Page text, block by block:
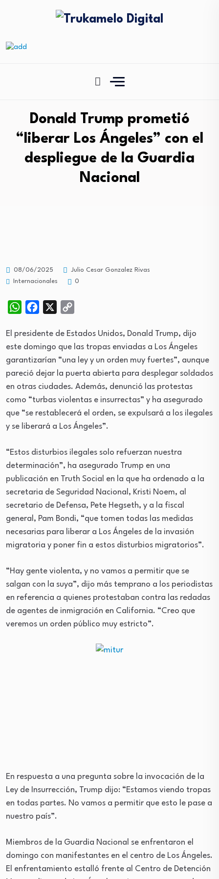
Donald Trump prometió
“liberar Los Ángeles” con el
despliegue de la Guardia
Nacional
08/06/2025
Julio Cesar Gonzalez Rivas
Internacionales
0
WhatsAppFacebook
El presidente de Estados Unidos, Donald Trump, dijo
este domingo que las tropas enviadas a Los Ángeles
garantizarían “una ley y un orden muy fuertes”, aunque
pareció dejar la puerta abierta para desplegar soldados
en otras ciudades. Además, denunció las protestas
como “turbas violentas e insurrectas” y ha asegurado
que “se restablecerá el orden, se expulsará a los ilegales
y se liberará a Los Ángeles”.
“Estos disturbios ilegales solo refuerzan nuestra
determinación”, ha asegurado Trump en una
publicación en Truth Social en la que ha ordenado a la
secretaria de Seguridad Nacional, Kristi Noem, al
secretario de Defensa, Pete Hegseth, y a la fiscal
general, Pam Bondi, “que tomen todas las medidas
necesarias para liberar a Los Ángeles de la invasión
migratoria y poner fin a estos disturbios migratorios”.
“Hay gente violenta, y no vamos a permitir que se
salgan con la suya”, dijo más temprano a los periodistas
en referencia a quienes protestaban contra las redadas
de agentes de inmigración en California. “Creo que
veremos un orden público muy estricto”.
En respuesta a una pregunta sobre la invocación de la
Ley de Insurrección, Trump dijo: “Estamos viendo tropas
en todas partes. No vamos a permitir que esto le pase a
nuestro país”.
Miembros de la Guardia Nacional se enfrentaron el
domingo con manifestantes en el centro de Los Ángeles.
El enfrentamiento estalló frente al Centro de Detención